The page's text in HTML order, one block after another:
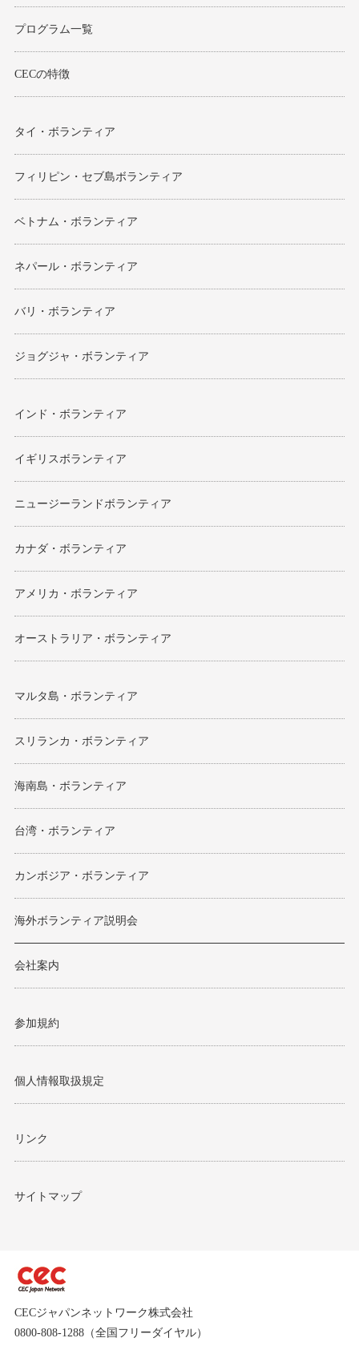
プログラム一覧
CECの特徴
タイ・ボランティア
フィリピン・セブ島ボランティア
ベトナム・ボランティア
ネパール・ボランティア
バリ・ボランティア
ジョグジャ・ボランティア
インド・ボランティア
イギリスボランティア
ニュージーランドボランティア
カナダ・ボランティア
アメリカ・ボランティア
オーストラリア・ボランティア
マルタ島・ボランティア
スリランカ・ボランティア
海南島・ボランティア
台湾・ボランティア
カンボジア・ボランティア
海外ボランティア説明会
会社案内
参加規約
個人情報取扱規定
リンク
サイトマップ
CECジャパンネットワーク株式会社
0800-808-1288（全国フリーダイヤル）